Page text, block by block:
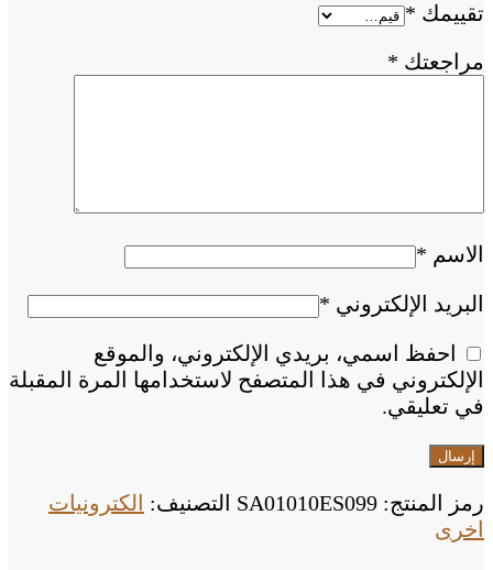
تقييمك *
مراجعتك *
الاسم *
البريد الإلكتروني *
احفظ اسمي، بريدي الإلكتروني، والموقع
الإلكتروني في هذا المتصفح لاستخدامها المرة المقبلة
في تعليقي.
رمز المنتج: SA01010ES099 التصنيف: الكترونيات
اخرى